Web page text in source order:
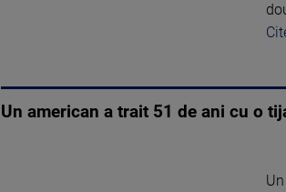
Un american a trait 51 de ani cu o